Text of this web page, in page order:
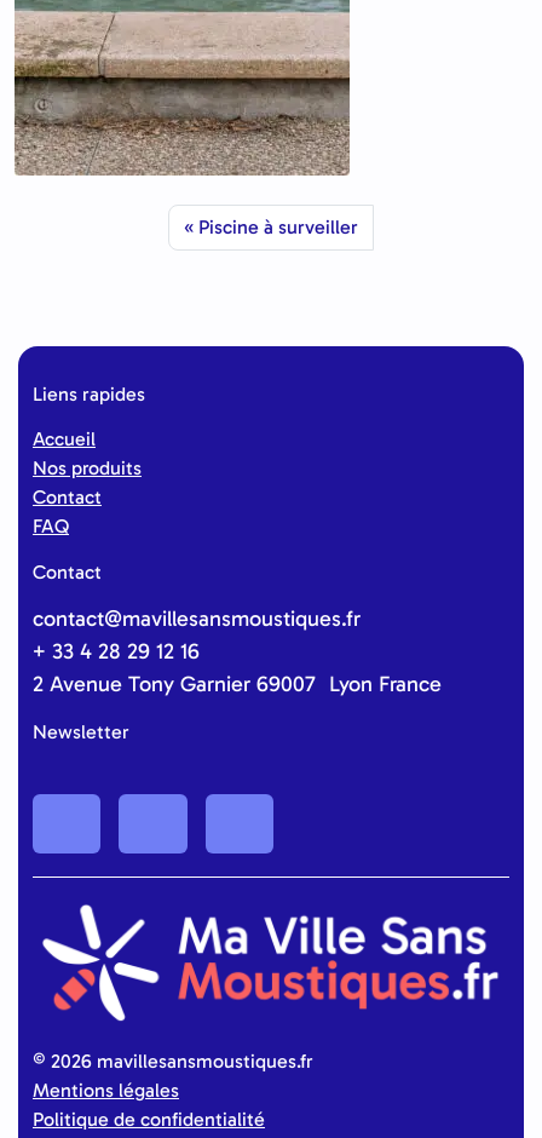
Piscine à surveiller
Liens rapides
Accueil
Nos produits
Contact
FAQ
Contact
contact@mavillesansmoustiques.fr
+ 33 4 28 29 12 16
2 Avenue Tony Garnier 69007 Lyon France
Newsletter
© 2026 mavillesansmoustiques.fr
Mentions légales
Politique de confidentialité